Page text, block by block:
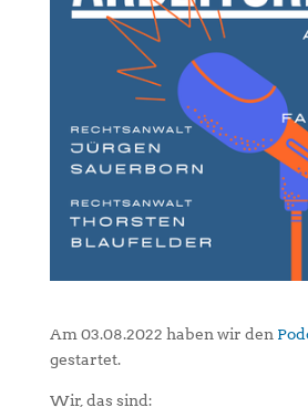
Am 03.08.2022 haben wir den
gestartet.
Wir, das sind: